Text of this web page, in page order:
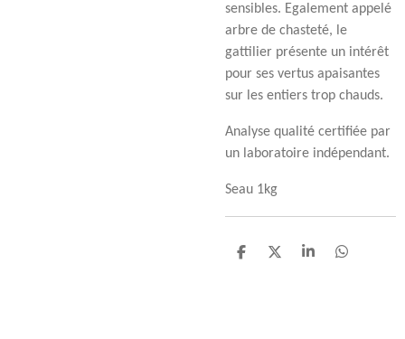
sensibles. Egalement appelé
arbre de chasteté, le
gattilier présente un intérêt
pour ses vertus apaisantes
sur les entiers trop chauds.
Analyse qualité certifiée par
un laboratoire indépendant.
Seau 1kg
P
P
P
P